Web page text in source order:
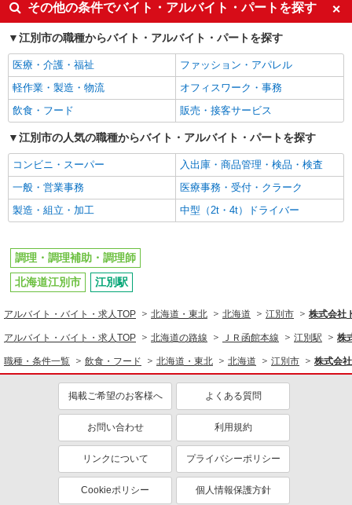
その他の条件でバイト・アルバイト・パートを探す
江別市の職種からバイト・アルバイト・パートを探す
医療・介護・福祉
ファッション・アパレル
軽作業・製造・物流
オフィスワーク・事務
飲食・フード
販売・接客サービス
江別市の人気の職種からバイト・アルバイト・パートを探す
コンビニ・スーパー
入出庫・商品管理・検品・検査
一般・営業事務
医療事務・受付・クラーク
製造・組立・加工
中型（2t・4t）ドライバー
調理・調理補助・調理師
北海道江別市
江別駅
アルバイト・バイト・求人TOP 北海道・東北 北海道 江別市 株式会社
アルバイト・バイト・求人TOP 北海道の路線 ＪＲ函館本線 江別駅 株
職種・条件一覧 飲食・フード 北海道・東北 北海道 江別市 株式会
掲載ご希望のお客様へ よくある質問
お問い合わせ 利用規約
リンクについて プライバシーポリシー
Cookieポリシー 個人情報保護方針